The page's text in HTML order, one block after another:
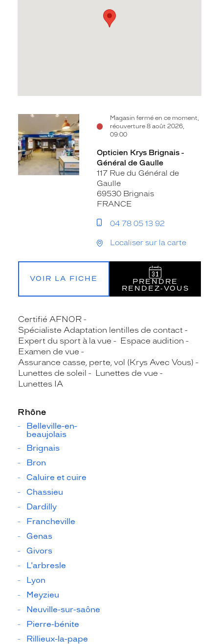
Magasin fermé en ce moment,
réouverture 8 août 2026,
09:00
Voir
fiche
Opticien Krys Brignais -
Général de Gaulle
117 Rue du Général de
Gaulle
69530 Brignais
FRANCE
04 78 05 13 92
Localiser sur la carte
VOIR LA FICHE
PRENDRE
RENDEZ‑VOUS
Certifié AFNOR
Spécialiste Adaptation lentilles de contact
Expert du sport à la vue
Espace audition
Examen de vue
Assurance casse, perte, vol (Krys Avec Vous)
Lunettes de soleil
Lunettes de vue
Lunettes IA
Rhône
Belleville-en-
beaujolais
Brignais
Bron
Caluire et cuire
Chassieu
Dardilly
Francheville
Genas
Givors
L'arbresle
Lyon
Meyzieu
Neuville-sur-saône
Pierre-bénite
Rillieux-la-pape